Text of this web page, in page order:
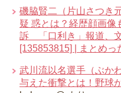
磯脇賢二（片山さつき
疑 惑とは？経歴顔画像
訴 「口利き」報道、
[135853815] | まとめっ
武川流以名選手（ぶか
与えた衝撃とは！野球